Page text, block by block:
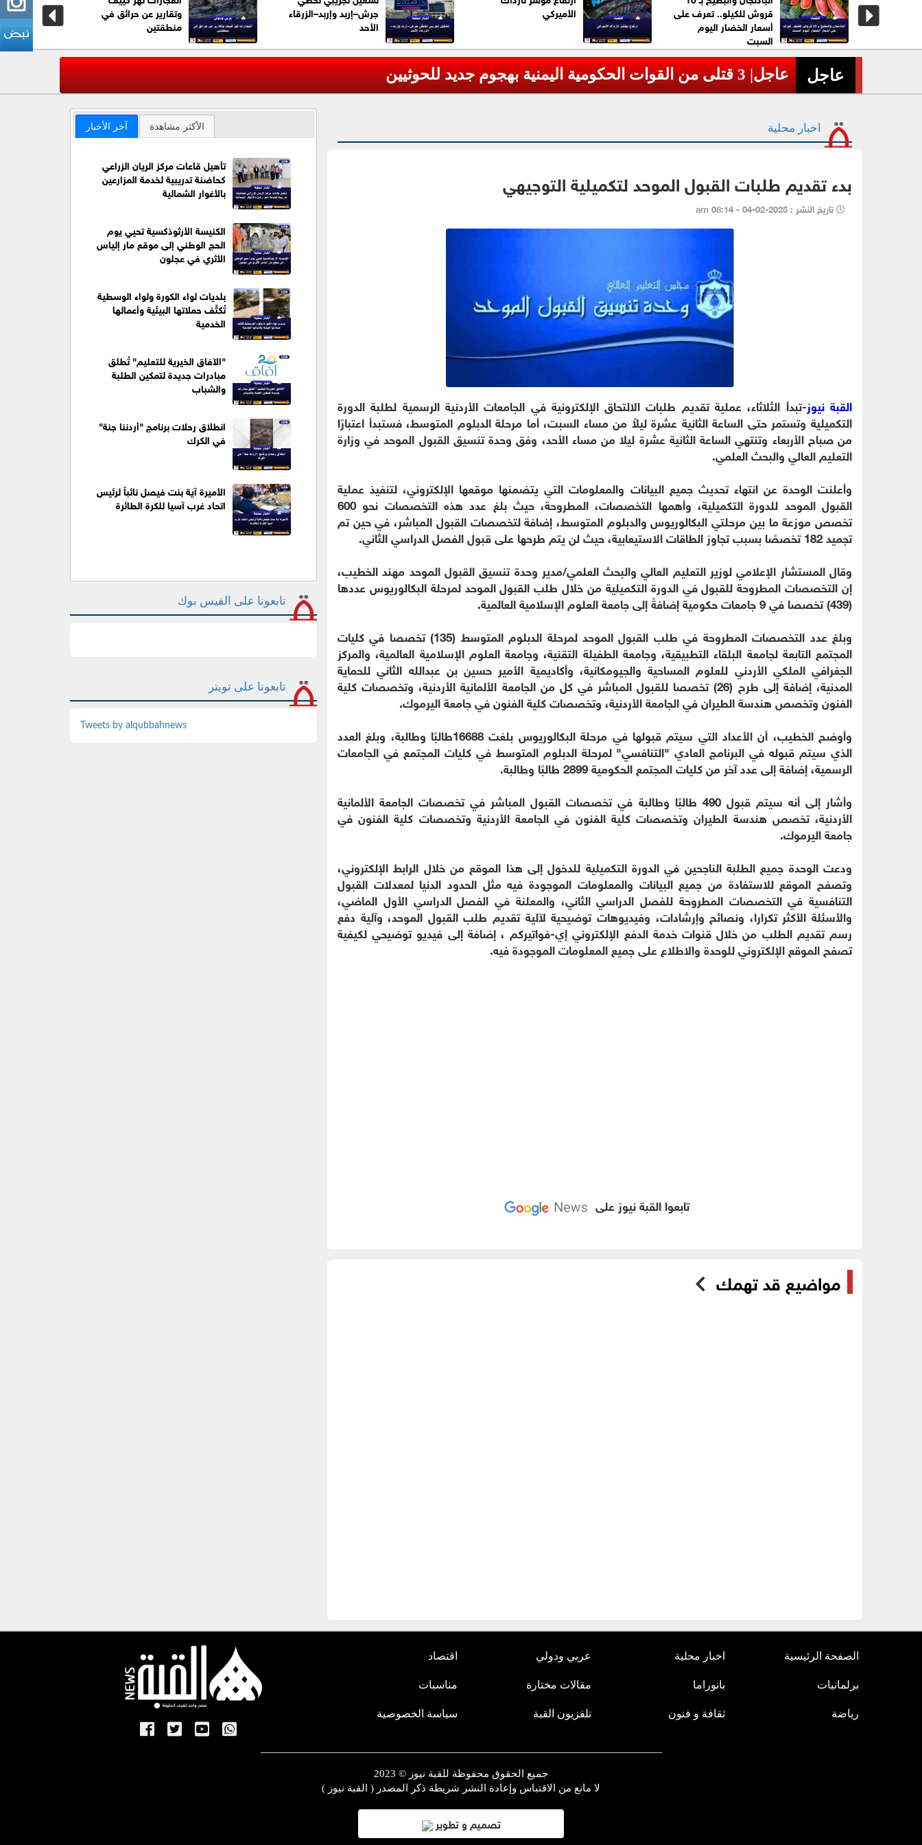
الأمازون
قروش للكيلو.. تعرف على
أسعار الخضار اليوم
السبت
الأميركي
جرش–إربد وإربد–الزرقاء
الأحد
وتقارير عن حرائق في
منطقتين
عاجل عاجل| 3 قتلى من القوات الحكومية اليمنية بهجوم جديد للحوثيين
اخبار محلية
بدء تقديم طلبات القبول الموحد لتكميلية التوجيهي
تاريخ النشر : 2025-02-04 - 08:14 am
القبة نيوز-تبدأ الثلاثاء، عملية تقديم طلبات الالتحاق الإلكترونية في الجامعات الأردنية الرسمية لطلبة الدورة
التكميلية وتستمر حتى الساعة الثانية عشرة ليلاً من مساء السبت، أما مرحلة الدبلوم المتوسط، فستبدأ اعتبارًا
من صباح الأربعاء وتنتهي الساعة الثانية عشرة ليلا من مساء الأحد، وفق وحدة تنسيق القبول الموحد في وزارة
التعليم العالي والبحث العلمي.
وأعلنت الوحدة عن انتهاء تحديث جميع البيانات والمعلومات التي يتضمنها موقعها الإلكتروني، لتنفيذ عملية
القبول الموحد للدورة التكميلية، وأهمها التخصصات، المطروحة، حيث بلغ عدد هذه التخصصات نحو 600
تخصص موزعة ما بين مرحلتي البكالوريوس والدبلوم المتوسط، إضافة لتخصصات القبول المباشر، في حين تم
تجميد 182 تخصصًا بسبب تجاوز الطاقات الاستيعابية، حيث لن يتم طرحها على قبول الفصل الدراسي الثاني.
وقال المستشار الإعلامي لوزير التعليم العالي والبحث العلمي/مدير وحدة تنسيق القبول الموحد مهند الخطيب،
إن التخصصات المطروحة للقبول في الدورة التكميلية من خلال طلب القبول الموحد لمرحلة البكالوريوس عددها
(439) تخصصا في 9 جامعات حكومية إضافةً إلى جامعة العلوم الإسلامية العالمية.
وبلغ عدد التخصصات المطروحة في طلب القبول الموحد لمرحلة الدبلوم المتوسط (135) تخصصا في كليات
المجتمع التابعة لجامعة البلقاء التطبيقية، وجامعة الطفيلة التقنية، وجامعة العلوم الإسلامية العالمية، والمركز
الجغرافي الملكي الأردني للعلوم المساحية والجيومكانية، وأكاديمية الأمير حسين بن عبدالله الثاني للحماية
المدنية، إضافة إلى طرح (26) تخصصا للقبول المباشر في كل من الجامعة الألمانية الأردنية، وتخصصات كلية
الفنون وتخصص هندسة الطيران في الجامعة الأردنية، وتخصصات كلية الفنون في جامعة اليرموك.
وأوضح الخطيب، أن الأعداد التي سيتم قبولها في مرحلة البكالوريوس بلغت 16688طالبًا وطالبة، وبلغ العدد
الذي سيتم قبوله في البرنامج العادي "التنافسي" لمرحلة الدبلوم المتوسط في كليات المجتمع في الجامعات
الرسمية، إضافة إلى عدد آخر من كليات المجتمع الحكومية 2899 طالبًا وطالبة.
وأشار إلى أنه سيتم قبول 490 طالبًا وطالبة في تخصصات القبول المباشر في تخصصات الجامعة الألمانية
الأردنية، تخصص هندسة الطيران وتخصصات كلية الفنون في الجامعة الأردنية وتخصصات كلية الفنون في
جامعة اليرموك.
ودعت الوحدة جميع الطلبة الناجحين في الدورة التكميلية للدخول إلى هذا الموقع من خلال الرابط الإلكتروني،
وتصفح الموقع للاستفادة من جميع البيانات والمعلومات الموجودة فيه مثل الحدود الدنيا لمعدلات القبول
التنافسية في التخصصات المطروحة للفصل الدراسي الثاني، والمعلنة في الفصل الدراسي الأول الماضي،
والأسئلة الأكثر تكرارا، ونصائح وإرشادات، وفيديوهات توضيحية لآلية تقديم طلب القبول الموحد، وآلية دفع
رسم تقديم الطلب من خلال قنوات خدمة الدفع الإلكتروني إي-فواتيركم ، إضافة إلى فيديو توضيحي لكيفية
تصفح الموقع الإلكتروني للوحدة والاطلاع على جميع المعلومات الموجودة فيه.
تابعوا القبة نيوز على
مواضيع قد تهمك
آخر الأخبار الأكثر مشاهدة
تأهيل قاعات مركز الريان الزراعي
كحاضنة تدريبية لخدمة المزارعين
بالأغوار الشمالية
الكنيسة الأرثوذكسية تحيي يوم
الحج الوطني إلى موقع مار إلياس
الأثري في عجلون
بلديات لواء الكورة ولواء الوسطية
تُكثّف حملاتها البيئية وأعمالها
الخدمية
"الآفاق الخيرية للتعليم" تُطلق
مبادرات جديدة لتمكين الطلبة
والشباب
انطلاق رحلات برنامج "أردننا جنة"
في الكرك
الأميرة آية بنت فيصل نائباً لرئيس
اتحاد غرب آسيا للكرة الطائرة
تابعونا على الفيس بوك
تابعونا على تويتر
Tweets by alqubbahnews
الصفحة الرئيسية اخبار محلية عربي ودولي اقتصاد
برلمانيات بانوراما مقالات مختارة مناسبات
رياضة ثقافة و فنون تلفزيون القبة سياسة الخصوصية
جميع الحقوق محفوظة للقبة نيوز © 2023
لا مانع من الاقتباس وإعادة النشر شريطة ذكر المصدر ( القبة نيوز )
تصميم و تطوير